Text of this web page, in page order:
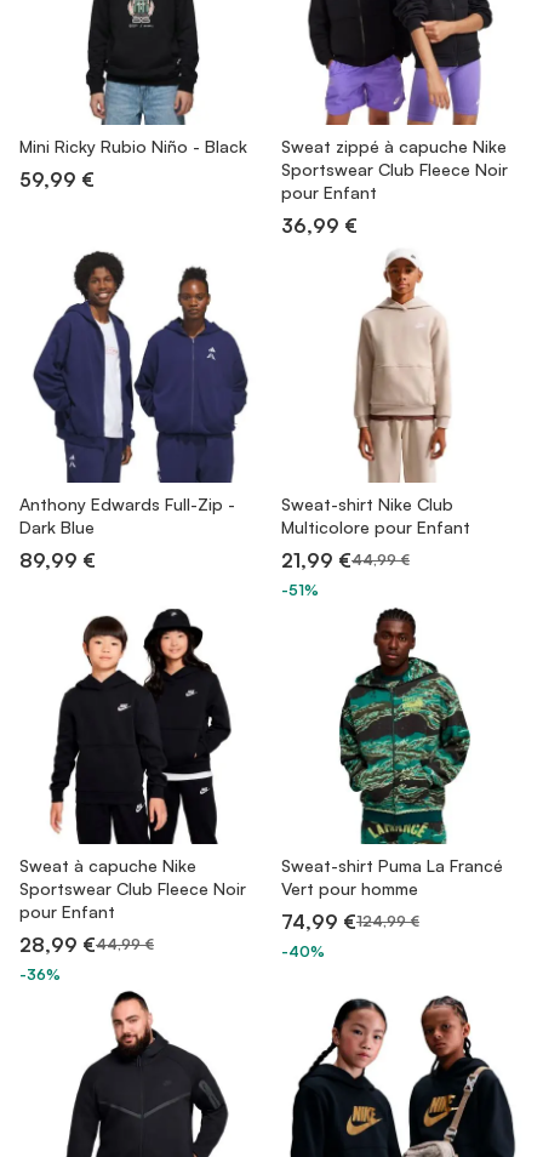
Mini Ricky Rubio Niño - Black
59,99 €
Sweat zippé à capuche Nike
Sportswear Club Fleece Noir
pour Enfant
36,99 €
Anthony Edwards Full-Zip -
Dark Blue
89,99 €
Sweat-shirt Nike Club
Multicolore pour Enfant
21,99 €44,99 €
-51%
Sweat à capuche Nike
Sportswear Club Fleece Noir
pour Enfant
28,99 €44,99 €
-36%
Sweat-shirt Puma La Francé
Vert pour homme
74,99 €124,99 €
-40%